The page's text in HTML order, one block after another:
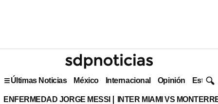
Últimas Noticias México Internacional Opinión Estilo
ENFERMEDAD JORGE MESSI INTER MIAMI VS